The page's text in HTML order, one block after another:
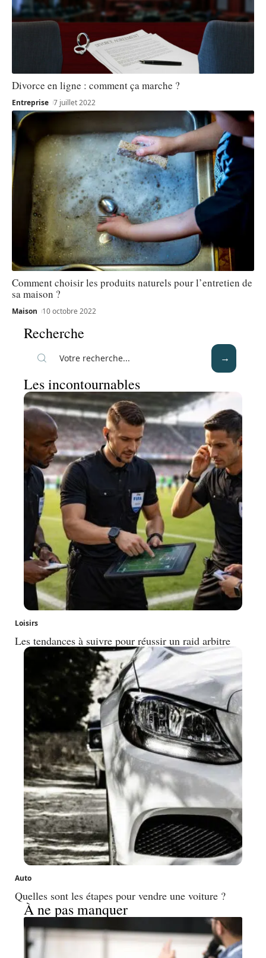
Divorce en ligne : comment ça marche ?
Entreprise 7 juillet 2022
Comment choisir les produits naturels pour l’entretien de
sa maison ?
Maison 10 octobre 2022
Recherche
Les incontournables
Loisirs
Les tendances à suivre pour réussir un raid arbitre
Auto
Quelles sont les étapes pour vendre une voiture ?
À ne pas manquer